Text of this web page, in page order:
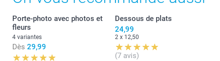
Porte-photo avec photos et
fleurs
4 variantes
Dès 29,99
Dessous de plats
24,99
2 x 12,50
(7 avis)